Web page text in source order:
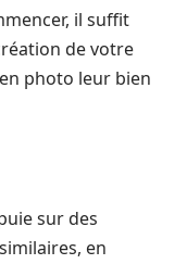
il suffit
de votre
photo leur bien
sur des
en